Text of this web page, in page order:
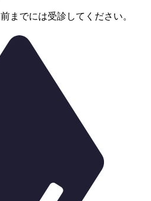
までには受診してください。